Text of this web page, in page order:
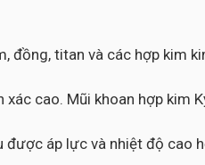
titan và các hợp kim
cao. Mũi khoan hợp kim
áp lực và nhiệt độ cao